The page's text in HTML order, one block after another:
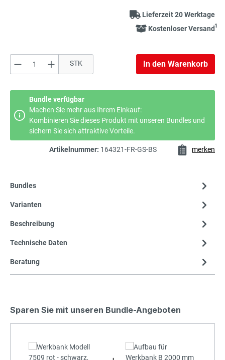
Lieferzeit 20 Werktage
Kostenloser Versand1
Produkt Anzahl: Gib den gewünschten
STK In den Warenkorb
Bundle verfügbar
Machen Sie mehr aus Ihrem Einkauf:
Kombinieren Sie dieses Produkt mit unseren Bundles und
sichern Sie sich attraktive Vorteile.
Artikelnummer: 164321-FR-GS-BS merken
Bundles
Varianten
Beschreibung
Technische Daten
Beratung
Sparen Sie mit unseren Bundle-Angeboten